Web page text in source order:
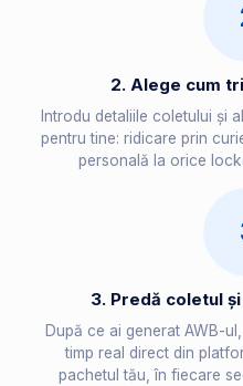
2. Alege cum
Introdu detaliile coletului și
pentru tine: ridicare prin
personală la orice
3. Predă coletul
După ce ai generat AWB-
timp real direct din
pachetul tău, în fiecare